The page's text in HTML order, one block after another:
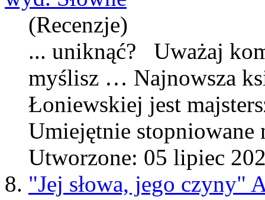
(Recenzje)
... uniknąć? Uważaj
myślisz … Najnowsza
Łoniewskiej jest maj
Umiejętnie stopniowane
Utworzone: 05 lipiec
8. "Jej słowa, jego czyny"